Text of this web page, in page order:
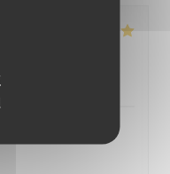
excellent repas !